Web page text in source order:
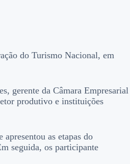
do Turismo Nacional, em
gerente da Câmara Empresarial
produtivo e instituições
as etapas do
seguida, os participante